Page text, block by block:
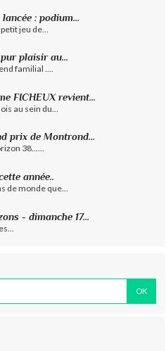
: podium...
jeu de...
plaisir au...
familial ....
FICHEUX revient...
au sein du...
prix de Montrond...
38......
année..
de monde que...
- dimanche 17...